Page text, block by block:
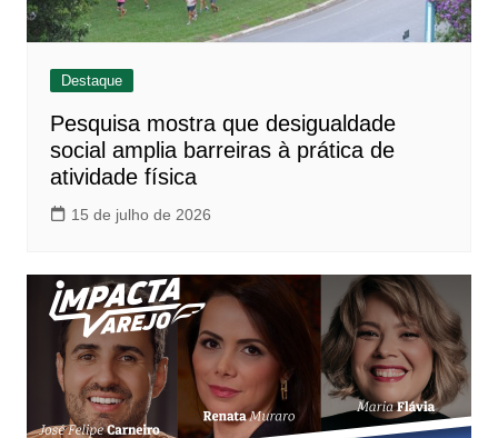
Destaque
Pesquisa mostra que desigualdade
social amplia barreiras à prática de
atividade física
15 de julho de 2026